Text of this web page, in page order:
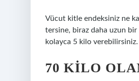
Vücut kitle endeksiniz ne
tersine, biraz daha uzun
kolayca 5 kilo verebilirsiniz.
70 KILO